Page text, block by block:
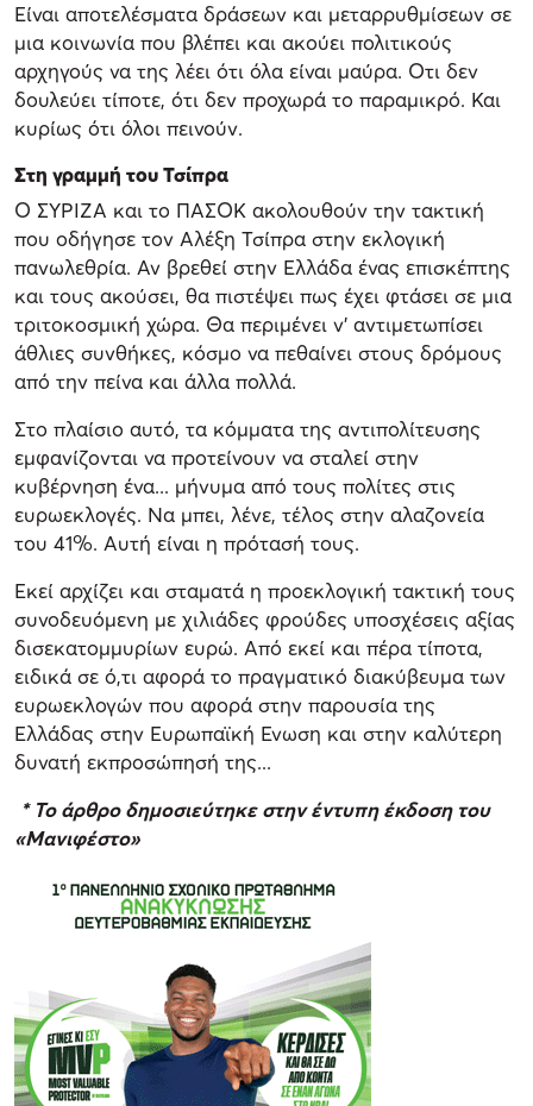
Είναι αποτελέσματα δράσεων και μεταρρυθμίσεων σε
μια κοινωνία που βλέπει και ακούει πολιτικούς
αρχηγούς να της λέει ότι όλα είναι μαύρα. Οτι δεν
δουλεύει τίποτε, ότι δεν προχωρά το παραμικρό. Και
κυρίως ότι όλοι πεινούν.
Στη γραμμή του Τσίπρα
Ο ΣΥΡΙΖΑ και το ΠΑΣΟΚ ακολουθούν την τακτική
που οδήγησε τον Αλέξη Τσίπρα στην εκλογική
πανωλεθρία. Αν βρεθεί στην Ελλάδα ένας επισκέπτης
και τους ακούσει, θα πιστέψει πως έχει φτάσει σε μια
τριτοκοσμική χώρα. Θα περιμένει ν’ αντιμετωπίσει
άθλιες συνθήκες, κόσμο να πεθαίνει στους δρόμους
από την πείνα και άλλα πολλά.
Στο πλαίσιο αυτό, τα κόμματα της αντιπολίτευσης
εμφανίζονται να προτείνουν να σταλεί στην
κυβέρνηση ένα... μήνυμα από τους πολίτες στις
ευρωεκλογές. Να μπει, λένε, τέλος στην αλαζονεία
του 41%. Αυτή είναι η πρότασή τους.
Εκεί αρχίζει και σταματά η προεκλογική τακτική τους
συνοδευόμενη με χιλιάδες φρούδες υποσχέσεις αξίας
δισεκατομμυρίων ευρώ. Από εκεί και πέρα τίποτα,
ειδικά σε ό,τι αφορά το πραγματικό διακύβευμα των
ευρωεκλογών που αφορά στην παρουσία της
Ελλάδας στην Ευρωπαϊκή Ενωση και στην καλύτερη
δυνατή εκπροσώπησή της...
* Το άρθρο δημοσιεύτηκε στην έντυπη έκδοση του
«Μανιφέστο»